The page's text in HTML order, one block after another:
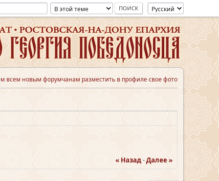
всем новым форумчанам разместить в профиле свое фото
« Назад-Далее »